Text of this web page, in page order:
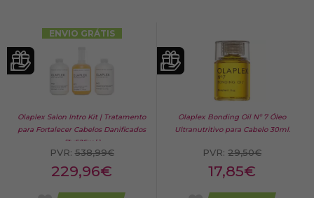
ENVIO GRÁTIS
Olaplex Salon Intro Kit | Tratamento
para Fortalecer Cabelos Danificados
(3x525ml.)
PVR:538,99€
229,96€
Olaplex Bonding Oil Nº 7 Óleo
Ultranutritivo para Cabelo 30ml.
PVR: 29,50€
17,85€